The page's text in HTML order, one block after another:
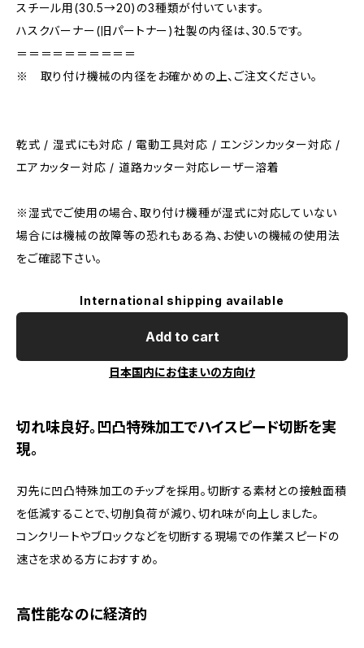
スチール用(30.5→20)の3種類が付いています。
ハスクバーナー(旧パートナー)社製の内径は、30.5です。
＝＝＝＝＝＝＝＝＝＝
※ 取り付け機械の内径をお確かめの上、ご注文ください。
乾式 / 湿式にも対応 / 電動工具対応 / エンジンカッター対応 /
エアカッター対応 / 道路カッター対応レーザー溶着
※湿式でご使用の場合、取り付け機種が湿式に対応していない
場合には機械の故障等の恐れもある為、お使いの機械の使用法
をご確認下さい。
International shipping available
Add to cart
日本国内にお住まいの方向け
切れ味良好。凹凸特殊加工でハイスピード切断を実
現。
刃先に凹凸特殊加工のチップを採用。切断する素材との接触面積
を低減することで、切削負荷が減り、切れ味が向上しました。
コンクリートやブロックなどを切断する現場での作業スピードの
速さを求める方におすすめ。
高性能なのに経済的